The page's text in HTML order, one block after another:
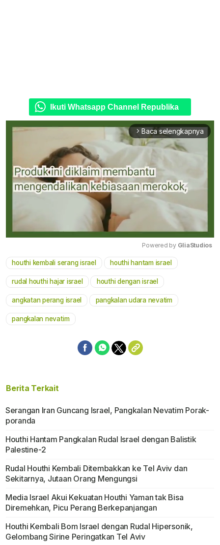
Ikuti Whatsapp Channel Republika
arrow_forward_ios Baca selengkapnya
Powered by GliaStudios
houthi kembali serang israel houthi hantam israel
rudal houthi hajar israel houthi dengan israel
angkatan perang israel pangkalan udara nevatim
pangkalan nevatim
Berita Terkait
Serangan Iran Guncang Israel, Pangkalan Nevatim Porak-
poranda
Houthi Hantam Pangkalan Rudal Israel dengan Balistik
Palestine-2
Rudal Houthi Kembali Ditembakkan ke Tel Aviv dan
Sekitarnya, Jutaan Orang Mengungsi
Media Israel Akui Kekuatan Houthi Yaman tak Bisa
Diremehkan, Picu Perang Berkepanjangan
Houthi Kembali Bom Israel dengan Rudal Hipersonik,
Gelombang Sirine Peringatkan Tel Aviv